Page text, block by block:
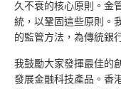
久不衰的核心原則。金
統，以鞏固這些原則。
的監管方法，為傳統銀
我鼓勵大家發揮最佳的
發展金融科技產品。香